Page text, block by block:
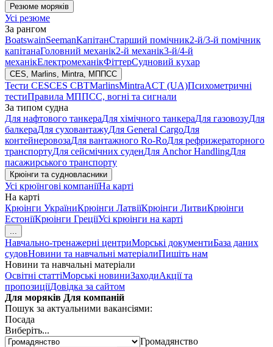
Резюме моряків
Усі резюме
За рангом
BoatswainSeemanКапітанСтарший помічник2-й/3-й помічник
капітанаГоловний механік2-й механік3-й/4-й
механікЕлектромеханікФіттерСудновий кухар
CES, Marlins, Mintra, МППСС
Тести CESCES CBTMarlinsMintraACT (UA)Психометричні
тестиПравила МППСС, вогні та сигнали
За типом судна
Для нафтового танкераДля хімічного танкераДля газовозуДля
балкераДля суховантажуДля General CargoДля
контейнеровозаДля вантажного Ro-RoДля рефрижераторного
транспортуДля сейсмічних суденДля Anchor HandlingДля
пасажирського транспорту
Крюінги та судновласники
Усі крюїнгові компаніїНа карті
На карті
Крюінги УкраїниКрюінги ЛатвіїКрюінги ЛитвиКрюінги
ЕстоніїКрюінги ГреціїУсі крюінги на карті
...
Навчально-тренажерні центриМорські документиБаза даних
судовНовини та навчальні матеріалиПишіть нам
Новини та навчальні матеріали
Освітні статтіМорські новиниЗаходиАкції та
пропозиціїДовідка за сайтом
Для моряків Для компаній
Пошук за актуальними вакансіями:
Посада
Виберіть...
Громадянство